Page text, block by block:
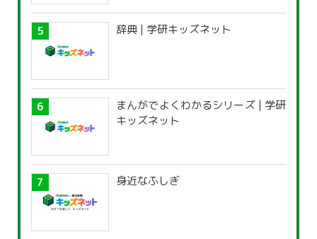
辞典 | 学研キッズネット
まんがでよくわかるシリーズ | 学研
キッズネット
身近なふしぎ